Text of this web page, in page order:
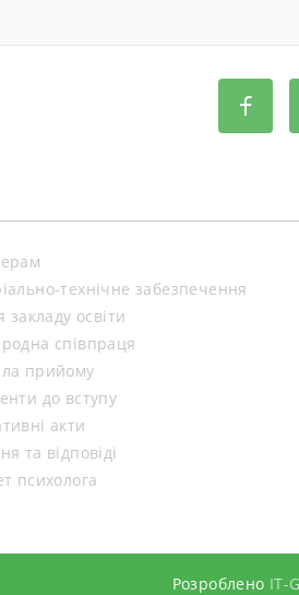
технічне забезпечення
закладу освіти
співпраця
прийому
до вступу
акти
та відповіді
психолога
Розроблено IT-